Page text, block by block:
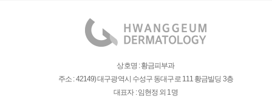
상호명 : 황금피부과
주소 : 42149) 대구광역시 수성구 동대구로 111 황금빌딩 3층
대표자 : 임현정 외 1명